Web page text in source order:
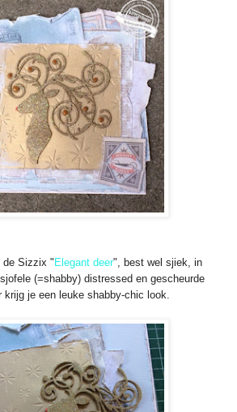
de Sizzix " Elegant deer", best wel sjiek, in
(=shabby) distressed en gescheurde
krijg je een leuke shabby-chic look.